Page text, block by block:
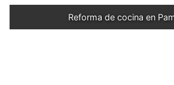
Reforma de cocina en